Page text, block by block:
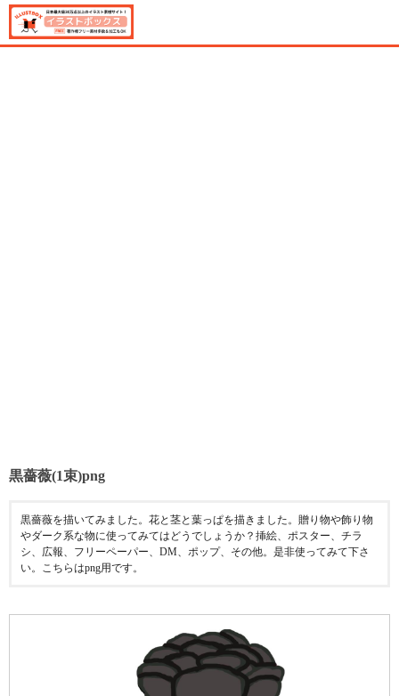
黒薔薇(1束)png
黒薔薇を描いてみました。花と茎と葉っぱを描きました。贈り物や飾り物
やダーク系な物に使ってみてはどうでしょうか？挿絵、ポスター、チラ
シ、広報、フリーペーパー、DM、ポップ、その他。是非使ってみて下さ
い。こちらはpng用です。